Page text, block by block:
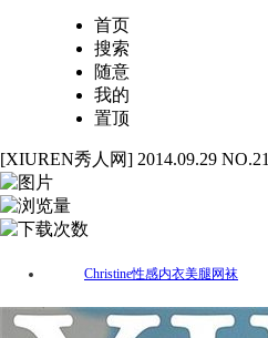
首页
搜索
随意
我的
置顶
[XIUREN秀人网] 2014.09.29
Christine性感内衣美腿 网袜